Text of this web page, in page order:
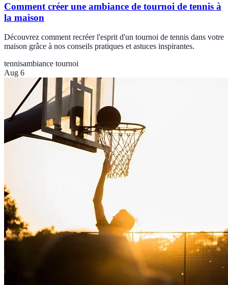
Comment créer une ambiance de tournoi de tennis à
la maison
Découvrez comment recréer l'esprit d'un tournoi de tennis dans votre
maison grâce à nos conseils pratiques et astuces inspirantes.
tennisambiance tournoi
Aug 6